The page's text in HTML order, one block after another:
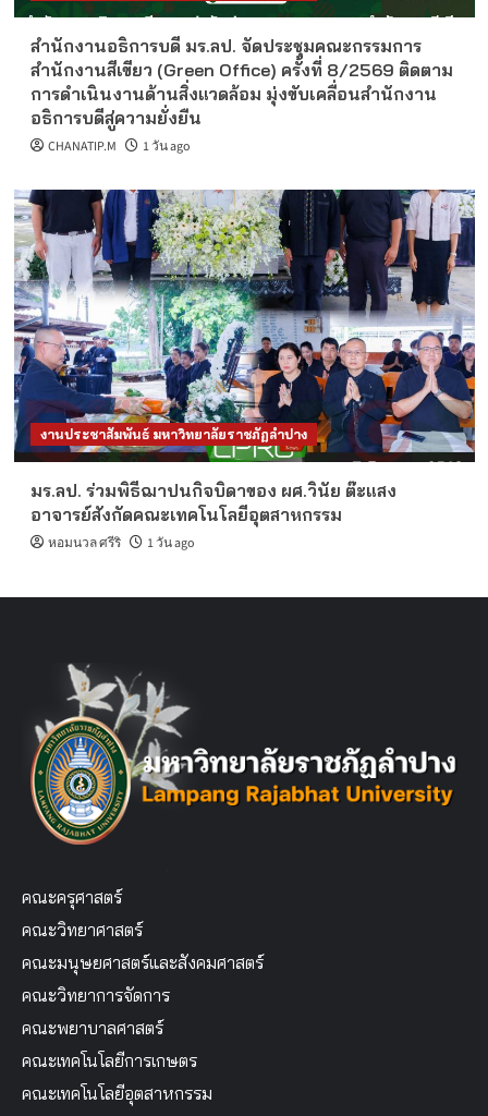
สำนักงานอธิการบดี มร.ลป. จัดประชุมคณะกรรมการ
สำนักงานสีเขียว (Green Office) ครั้งที่ 8/2569 ติดตาม
การดำเนินงานด้านสิ่งแวดล้อม มุ่งขับเคลื่อนสำนักงาน
อธิการบดีสู่ความยั่งยืน
CHANATIP.M 1 วัน ago
งานประชาสัมพันธ์ มหาวิทยาลัยราชภัฏลำปาง
มร.ลป. ร่วมพิธีฌาปนกิจบิดาของ ผศ.วินัย ต๊ะแสง
อาจารย์สังกัดคณะเทคโนโลยีอุตสาหกรรม
หอมนวล ศรีริ 1 วัน ago
คณะครุศาสตร์
คณะวิทยาศาสตร์
คณะมนุษยศาสตร์และสังคมศาสตร์
คณะวิทยาการจัดการ
คณะพยาบาลศาสตร์
คณะเทคโนโลยีการเกษตร
คณะเทคโนโลยีอุตสาหกรรม